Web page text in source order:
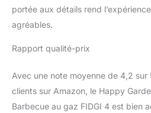
portée aux détails rend
agréables.
Rapport qualité-prix
Avec une note moyenne de 4,2 sur
clients sur Amazon, le Happy
Barbecue au gaz FIDGI 4 est bien